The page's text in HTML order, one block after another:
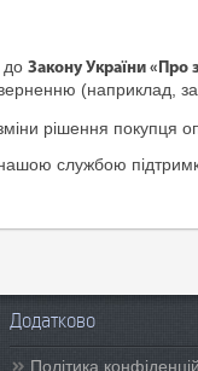
до Закону України «Про
(наприклад,
рішення покупця
службою
Додатково
Політика